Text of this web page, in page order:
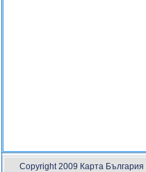
Copyright 2009 Карта България |